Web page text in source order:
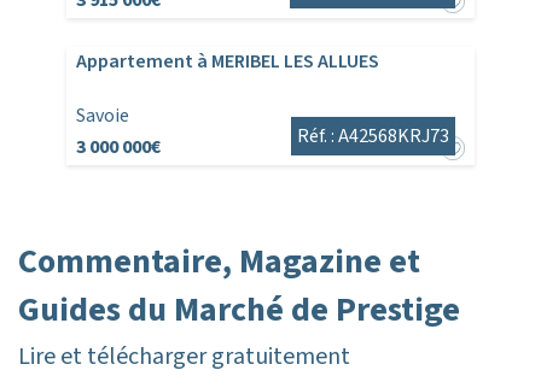
Appartement à MERIBEL LES ALLUES
Savoie
3 000 000€
Réf. : A42568KRJ73
Commentaire, Magazine et
Guides du Marché de Prestige
Lire et télécharger gratuitement